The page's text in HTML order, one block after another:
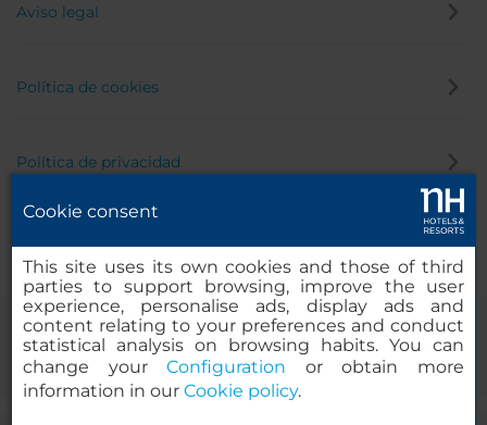
Aviso legal
Política de cookies
Política de privacidad
Cookie consent
This site uses its own cookies and those of third
parties to support browsing, improve the user
experience, personalise ads, display ads and
content relating to your preferences and conduct
statistical analysis on browsing habits. You can
change yourConfiguration or obtain more
information in our Cookie policy.